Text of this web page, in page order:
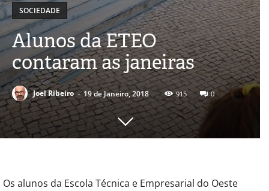
SOCIEDADE
Alunos da ETEO
contaram as janeiras
Joel Ribeiro - 19 de Janeiro, 2018 915 0
Os alunos da Escola Técnica e Empresarial do Oeste